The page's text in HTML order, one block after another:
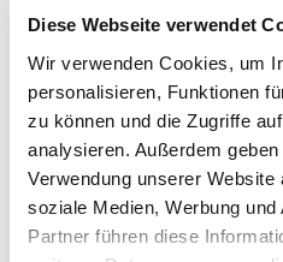
Diese Webseite verwendet
Wir verwenden Cookies, um
personalisieren, Funktionen
zu können und die Zugriffe
analysieren. Außerdem
Verwendung unserer
soziale Medien, Werbung
Partner führen diese
02.07.2024
10.09.2024
Netzwerk
17.09.2024
In Dialogue with